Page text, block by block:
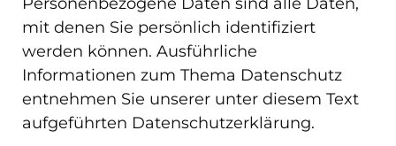
mit denen Sie persönlich identifiziert
werden können. Ausführliche
Informationen zum Thema Datenschutz
entnehmen Sie unserer unter diesem Text
aufgeführten Datenschutzerklärung.